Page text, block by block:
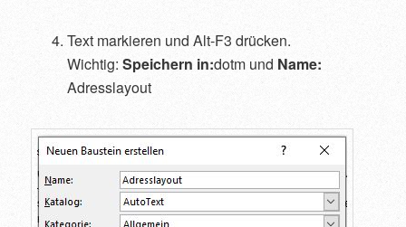
Text markieren und Alt-F3 drücken.
Wichtig:Speichern in:dotm und Name:
Adresslayout